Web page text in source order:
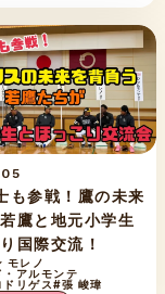
も参戦！鷹の未来
鷹と地元小学生
国際交流！
モレノ
アルモンテ
リゲス#張 峻瑋